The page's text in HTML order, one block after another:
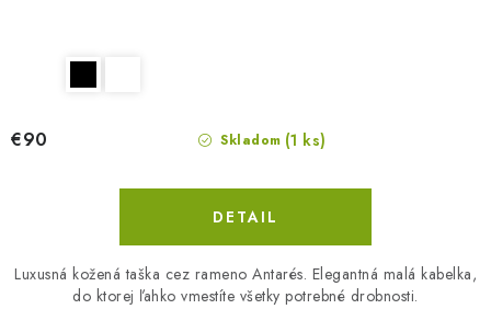
Skladom (1 ks)
€90
DETAIL
Luxusná kožená taška cez rameno Antarés. Elegantná malá kabelka,
do ktorej ľahko vmestíte všetky potrebné drobnosti.